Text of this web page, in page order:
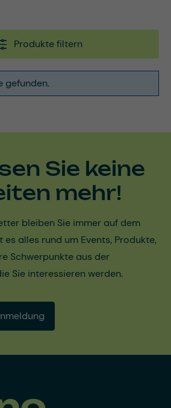
Produkte filtern
gefunden.
Sie keine
mehr!
bleiben Sie immer auf dem
es alles rund um Events, Produkte,
Schwerpunkte aus der
Sie interessieren werden.